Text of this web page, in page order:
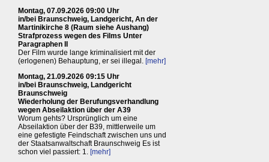
Montag, 07.09.2026 09:00 Uhr
in/bei Braunschweig, Landgericht, An der
Martinikirche 8 (Raum siehe Aushang)
Strafprozess wegen des Films Unter
Paragraphen II
Der Film wurde lange kriminalisiert mit der
(erlogenen) Behauptung, er sei illegal. [mehr]
Montag, 21.09.2026 09:15 Uhr
in/bei Braunschweig, Landgericht
Braunschweig
Wiederholung der Berufungsverhandlung
wegen Abseilaktion über der A39
Worum gehts? Ursprünglich um eine
Abseilaktion über der B39, mittlerweile um
eine gefestigte Feindschaft zwischen uns und
der Staatsanwaltschaft Braunschweig Es ist
schon viel passiert: 1. [mehr]